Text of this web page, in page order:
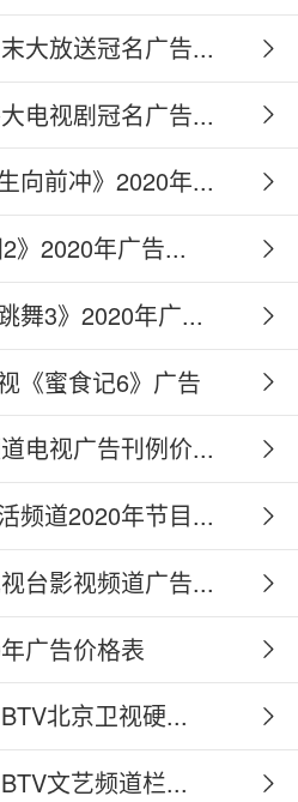
大放送冠名广告...
电视剧冠名广告...
向前冲》2020年...
》2020年广告...
舞3》2020年广...
《蜜食记6》广告
电视广告刊例价...
频道2020年节目...
台影视频道广告...
广告价格表
北京卫视硬...
文艺频道栏...